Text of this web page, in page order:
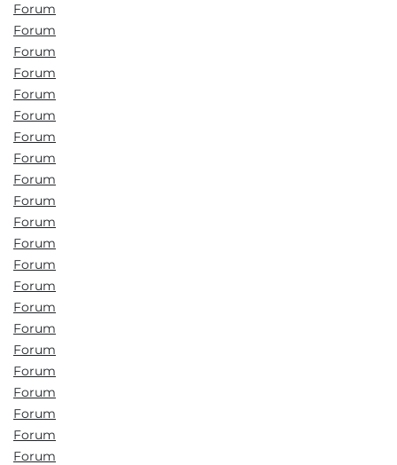
Forum
Forum
Forum
Forum
Forum
Forum
Forum
Forum
Forum
Forum
Forum
Forum
Forum
Forum
Forum
Forum
Forum
Forum
Forum
Forum
Forum
Forum